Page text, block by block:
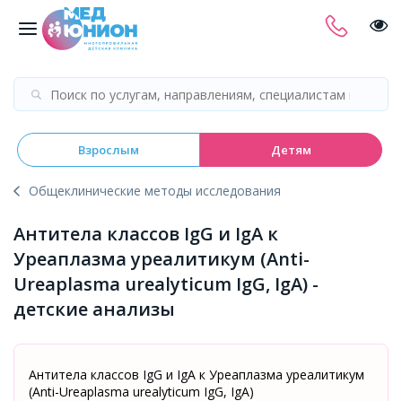
Взрослым Детям
Общеклинические методы исследования
Антитела классов IgG и IgA к
Уреаплазма уреалитикум (Аnti-
Ureaplasma urealyticum IgG, IgA) -
детские анализы
Антитела классов IgG и IgA к Уреаплазма уреалитикум
(Аnti-Ureaplasma urealyticum IgG, IgA)